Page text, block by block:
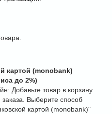
картой (monobank)
до 2%)
Добавьте товар в корзину
Выберите способ
картой (monobank)"